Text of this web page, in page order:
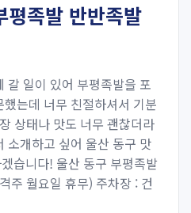
평족발 반반족발
갈 일이 있어 부평족발을 포
는데 너무 친절하셔서 기분
상태나 맛도 너무 괜찮더라
소개하고 싶어 울산 동구 맛
습니다! 울산 동구 부평족발
주 월요일 휴무) 주차장 : 건